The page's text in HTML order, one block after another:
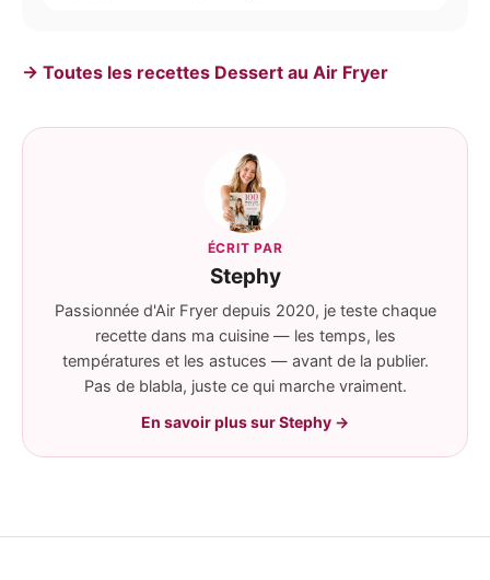
→ Toutes les recettes Dessert au Air Fryer
ÉCRIT PAR
Stephy
Passionnée d'Air Fryer depuis 2020, je teste chaque
recette dans ma cuisine — les temps, les
températures et les astuces — avant de la publier.
Pas de blabla, juste ce qui marche vraiment.
En savoir plus sur Stephy →